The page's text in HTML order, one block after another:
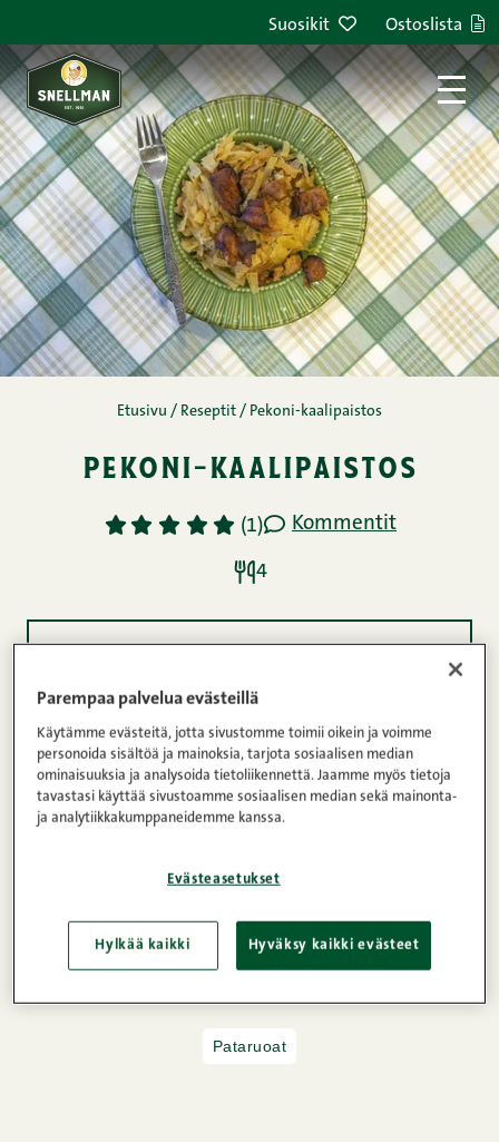
Suosikit Ostoslista
Etusivu / Reseptit / Pekoni-kaalipaistos
pekoni-kaalipaistos
1 2 3 4 5 (1) Kommentit
4
Ohje
Pekonikylkikuutio-kaalipata on helppo
hyvä tehdä valmiiksi uuniin ennen päivän ulkoilua
tai pihatöitä. Kun olet valmis, niin on ruokakin.
Pataruoat
Parempaa palvelua evästeillä
Käytämme evästeitä, jotta sivustomme toimii oikein ja voimme
personoida sisältöä ja mainoksia, tarjota sosiaalisen median
ominaisuuksia ja analysoida tietoliikennettä. Jaamme myös tietoja
tavastasi käyttää sivustoamme sosiaalisen median sekä mainonta-
ja analytiikkakumppaneidemme kanssa.
Evästeasetukset
Hylkää kaikki Hyväksy kaikki evästeet